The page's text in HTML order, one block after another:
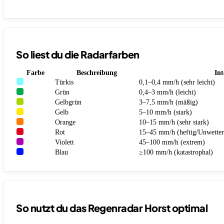
So liest du die Radarfarben
Farbe Beschreibung
Türkis
0,1–0,4 mm/h (sehr leicht)
Grün
0,4–3 mm/h (leicht)
Gelbgrün
3–7,5 mm/h (mäßig)
Gelb
5–10 mm/h (stark)
Orange
10–15 mm/h (sehr stark)
Rot
15–45 mm/h (heftig/
Violett
45–100 mm/h (extrem)
Blau
≥100 mm/h (katastrophal)
So nutzt du das Regenradar Horst optimal